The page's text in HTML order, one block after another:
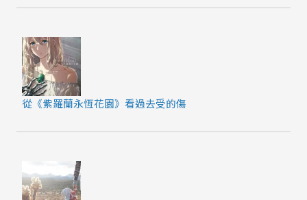
從《紫羅蘭永恆花園》看過去受的傷